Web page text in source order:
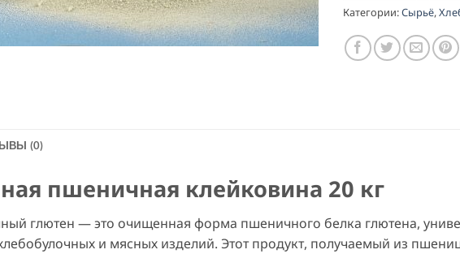
Категории:Сырьё,
(0)
пшеничная клейковина 20 кг
глютен — это очищенная форма пшеничного белка глютена,
и мясных изделий. Этот продукт, получаемый из